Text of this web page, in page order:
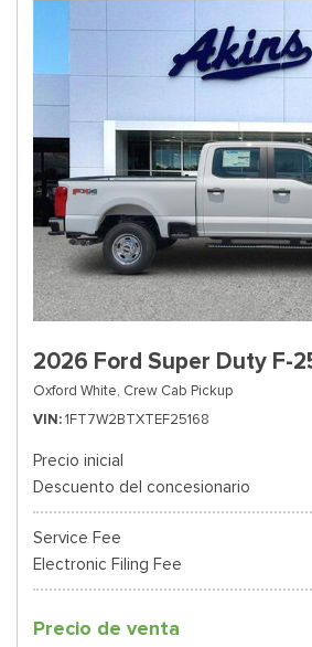
2026 Ford Super Duty F-
Oxford White, Crew Cab Pickup
VIN 1FT7W2BTXTEF25168
Precio inicial
Descuento del concesionario
Service Fee
Electronic Filing Fee
Precio de venta